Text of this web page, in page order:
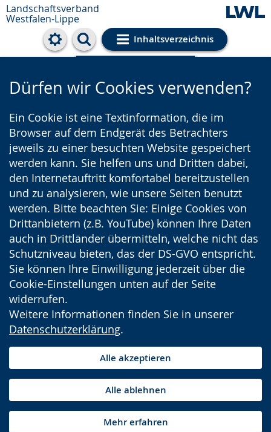
Landschaftsverband
Westfalen-Lippe
Inhaltsverzeichnis
Cookie-Einstellungen
Dürfen wir Cookies verwenden?
Ein Cookie ist eine Textinformation, die im
Browser auf dem Endgerät des Betrachters
jeweils zu einer besuchten Website gespeichert
werden kann. Sie helfen uns und Dritten dabei,
den Internetauftritt komfortabel bereitzustellen
und zu analysieren, wie unsere Seiten benutzt
werden. Bitte beachten Sie: Einige Cookies von
Drittanbietern (z.B. YouTube) können Ihre Daten
auch in Drittländer übermitteln, welche nicht das
Schutzniveau bieten, das der DS-GVO entspricht.
Sie können Ihre Einwilligung jederzeit über die
Cookie-Einstellungen unten auf der Seite
widerrufen.
Weitere Informationen finden Sie in unserer
Datenschutzerklärung.
Alle akzeptieren
Alle ablehnen
Mehr erfahren